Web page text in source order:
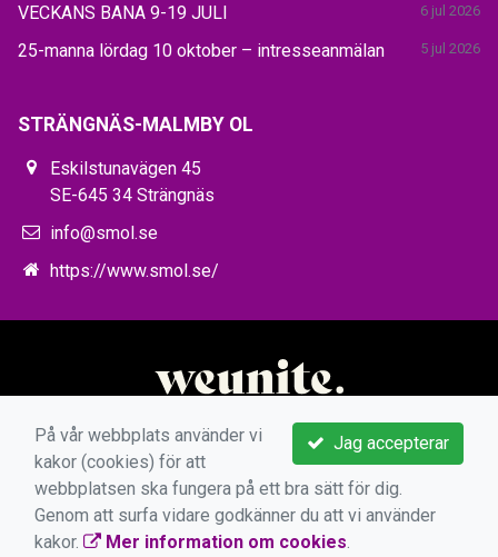
VECKANS BANA 9-19 JULI 6 jul 2026
25-manna lördag 10 oktober – intresseanmälan 5 jul 2026
STRÄNGNÄS-MALMBY OL
Eskilstunavägen 45
SE-645 34 Strängnäs
info@smol.se
https://www.smol.se/
Jag accepterar
På vår webbplats använder vi
kakor (cookies) för att
webbplatsen ska fungera på ett bra sätt för dig.
Genom att surfa vidare godkänner du att vi använder
kakor.
Mer information om cookies.